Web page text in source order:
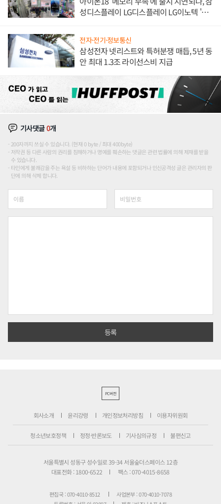
성디스플레이 LG디스플레이 LG이노텍 '탈
전자·전기·정보통신
삼성전자 넷리스트와 특허분쟁 매듭, 5년 동
안 최대 1.3조 라이선스비 지급
기사댓글0개
200자까지 쓰실 수 있습니다. (현재 0 byte / 최대 400byte)
저작권 등 다른 사람의 권리를 침해하거나 명예를 훼손하는 댓글은 관련 법률에 의해 제재를 받을
수 있습니다.
타인에게 불쾌감을 주는 욕설 등 비하하는 단어가 내용에 포함되거나 인신공격성 글은 관리자의 판
단에 의해 삭제 합니다.
PC버전
회사소개 윤리강령 개인정보처리방침 이용자위원회
청소년보호정책 정정·반론보도 기사심의규정 불편신고
서울특별시 성동구 성수일로 39-34 서울숲더스페이스 12층
대표전화 : 1800-6522
팩스 : 070-4015-8658
편집국 : 070-4010-8512
사업본부 : 070-4010-7078